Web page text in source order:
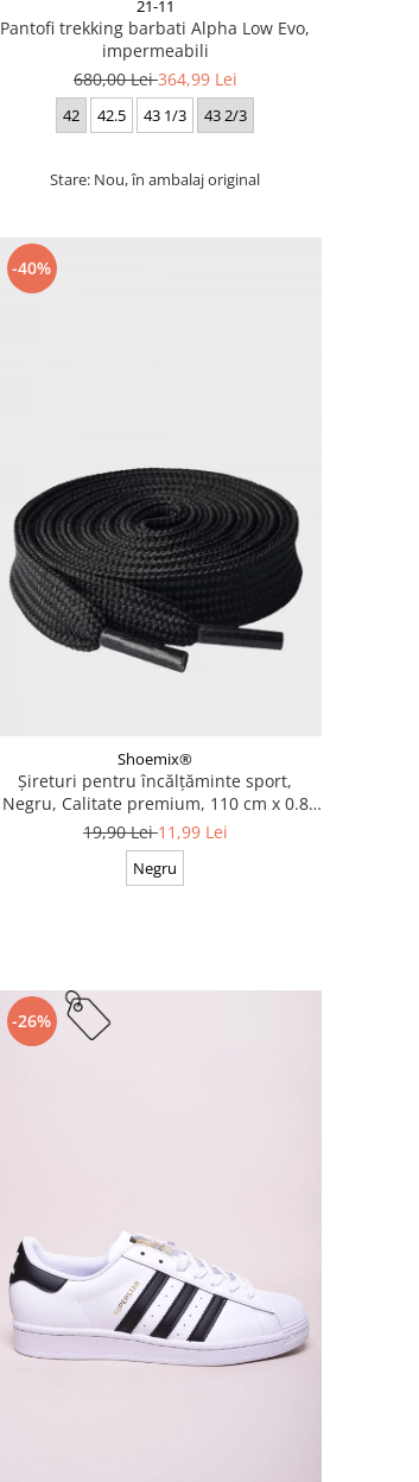
21-11
Pantofi trekking barbati Alpha Low Evo,
impermeabili
680,00 Lei364,99 Lei
42 42.5 43 1/3 43 2/3
Stare: Nou, în ambalaj original
-40%
Shoemix®
Șireturi pentru încălțăminte sport,
Negru, Calitate premium, 110 cm x 0.8
cm
19,90 Lei11,99 Lei
Negru
-26%